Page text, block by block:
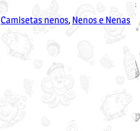
Camisetas nenos, Nenos e Nenas